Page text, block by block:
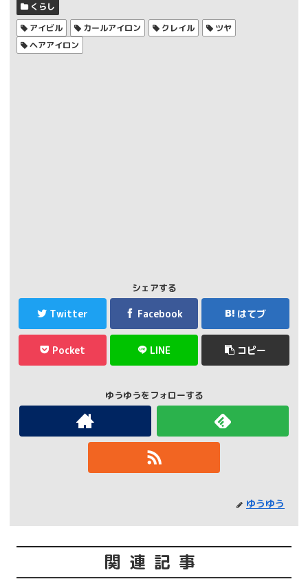
くらし
アイビル
カールアイロン クレイル
ツヤ
ヘアアイロン
シェアする
Twitter Facebook はてブ
Pocket LINE コピー
ゆうゆうをフォローする
ゆうゆう
関連記事